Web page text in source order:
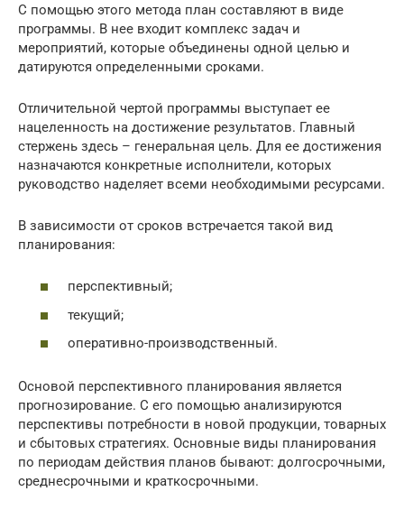
С помощью этого метода план составляют в виде
программы. В нее входит комплекс задач и
мероприятий, которые объединены одной целью и
датируются определенными сроками.
Отличительной чертой программы выступает ее
нацеленность на достижение результатов. Главный
стержень здесь – генеральная цель. Для ее достижения
назначаются конкретные исполнители, которых
руководство наделяет всеми необходимыми ресурсами.
В зависимости от сроков встречается такой вид
планирования:
перспективный;
текущий;
оперативно-производственный.
Основой перспективного планирования является
прогнозирование. С его помощью анализируются
перспективы потребности в новой продукции, товарных
и сбытовых стратегиях. Основные виды планирования
по периодам действия планов бывают: долгосрочными,
среднесрочными и краткосрочными.